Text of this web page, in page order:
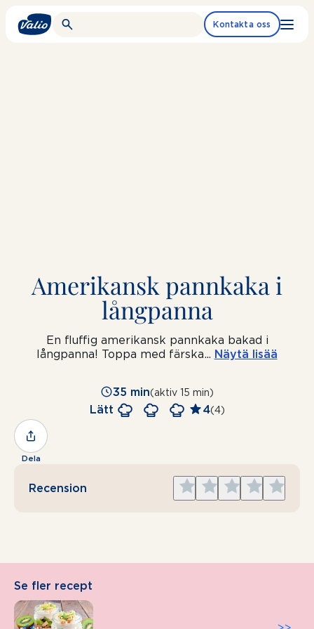
Kontakta oss
Amerikansk pannkaka i
långpanna
En fluffig amerikansk pannkaka bakad i
långpanna! Toppa med färska... Näytä lisää
35 min(aktiv 15 min)
Lätt 4(4)
Dela
Recension
Give
5
Give
4
Give
3
Give
2
Give
1
Se fler recept